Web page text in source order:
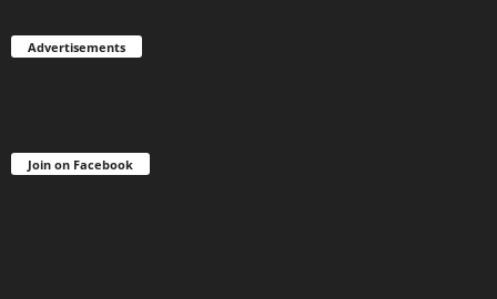
Advertisements
Join on Facebook